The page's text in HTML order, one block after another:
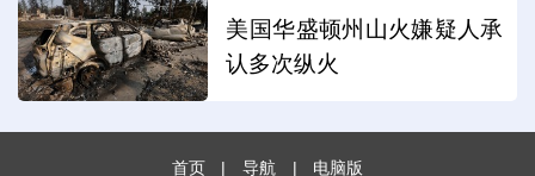
美国华盛顿州山火嫌疑人承
认多次纵火
首页 | 导航 | 电脑版